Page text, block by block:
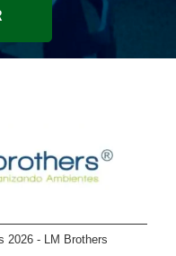
2026 - LM Brothers